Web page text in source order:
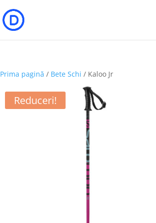
Prima pagină / Bete Schi / Kaloo Jr
Reduceri!